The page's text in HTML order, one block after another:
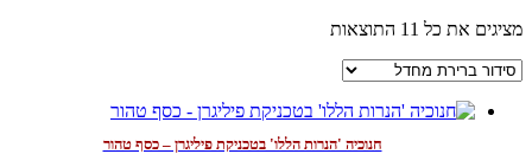
מציגים את כל ⁦11⁩ התוצאות
חנוכיה 'הנרות הללו' בטכניקת פיליגרן – כסף טהור